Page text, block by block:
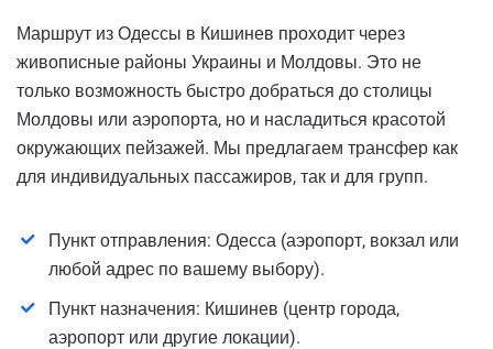
Маршрут из Одессы в Кишинев проходит через
живописные районы Украины и Молдовы. Это не
только возможность быстро добраться до столицы
Молдовы или аэропорта, но и насладиться красотой
окружающих пейзажей. Мы предлагаем трансфер как
для индивидуальных пассажиров, так и для групп.
Пункт отправления: Одесса (аэропорт, вокзал или
любой адрес по вашему выбору).
Пункт назначения: Кишинев (центр города,
аэропорт или другие локации).